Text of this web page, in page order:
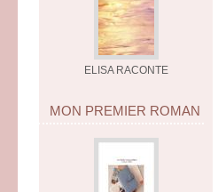
ELISA RACONTE
MON PREMIER ROMAN